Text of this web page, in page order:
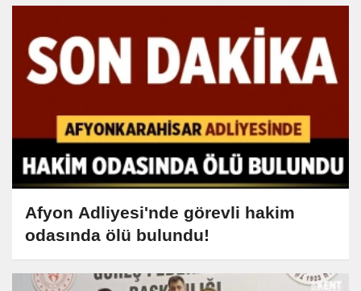
Afyon Adliyesi'nde görevli hakim
odasında ölü bulundu!